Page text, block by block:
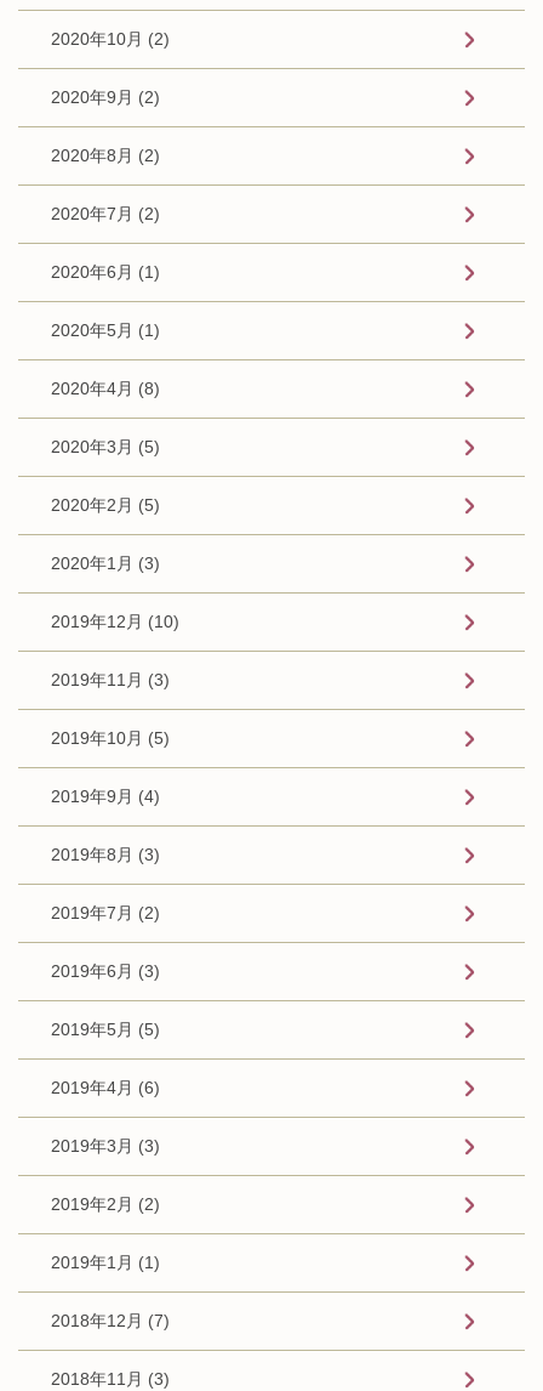
2020年10月 (2)
2020年9月 (2)
2020年8月 (2)
2020年7月 (2)
2020年6月 (1)
2020年5月 (1)
2020年4月 (8)
2020年3月 (5)
2020年2月 (5)
2020年1月 (3)
2019年12月 (10)
2019年11月 (3)
2019年10月 (5)
2019年9月 (4)
2019年8月 (3)
2019年7月 (2)
2019年6月 (3)
2019年5月 (5)
2019年4月 (6)
2019年3月 (3)
2019年2月 (2)
2019年1月 (1)
2018年12月 (7)
2018年11月 (3)